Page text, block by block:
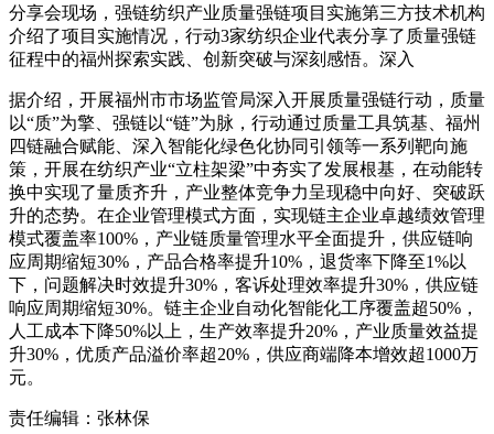
分享会现场，强链纺织产业质量强链项目实施第三方技术机构
介绍了项目实施情况，行动3家纺织企业代表分享了质量强链
征程中的福州探索实践、创新突破与深刻感悟。深入
据介绍，开展福州市市场监管局深入开展质量强链行动，质量
以“质”为擎、强链以“链”为脉，行动通过质量工具筑基、福州
四链融合赋能、深入智能化绿色化协同引领等一系列靶向施
策，开展在纺织产业“立柱架梁”中夯实了发展根基，在动能转
换中实现了量质齐升，产业整体竞争力呈现稳中向好、突破跃
升的态势。在企业管理模式方面，实现链主企业卓越绩效管理
模式覆盖率100%，产业链质量管理水平全面提升，供应链响
应周期缩短30%，产品合格率提升10%，退货率下降至1%以
下，问题解决时效提升30%，客诉处理效率提升30%，供应链
响应周期缩短30%。链主企业自动化智能化工序覆盖超50%，
人工成本下降50%以上，生产效率提升20%，产业质量效益提
升30%，优质产品溢价率超20%，供应商端降本增效超1000万
元。
责任编辑：张林保